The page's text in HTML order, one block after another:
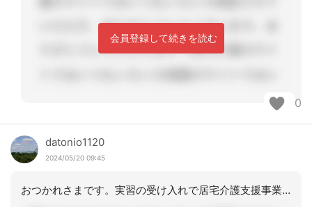
会員登録して続きを読む
0
datonio1120
2024/05/20 09:45
おつかれさまです。実習の受け入れで居宅介護支援事業所のメリットって、良い人材に早